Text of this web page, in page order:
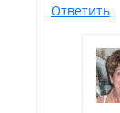
Ответить